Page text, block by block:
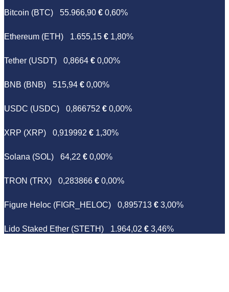
Bitcoin (BTC) 55.966,90 € 0,60%
Ethereum (ETH) 1.655,15 € 1,80%
Tether (USDT) 0,8664 € 0,00%
BNB (BNB) 515,94 € 0,00%
USDC (USDC) 0,866752 € 0,00%
XRP (XRP) 0,919992 € 1,30%
Solana (SOL) 64,22 € 0,00%
TRON (TRX) 0,283866 € 0,00%
Figure Heloc (FIGR_HELOC) 0,895713 € 3,00%
Lido Staked Ether (STETH) 1.964,02 € 3,46%